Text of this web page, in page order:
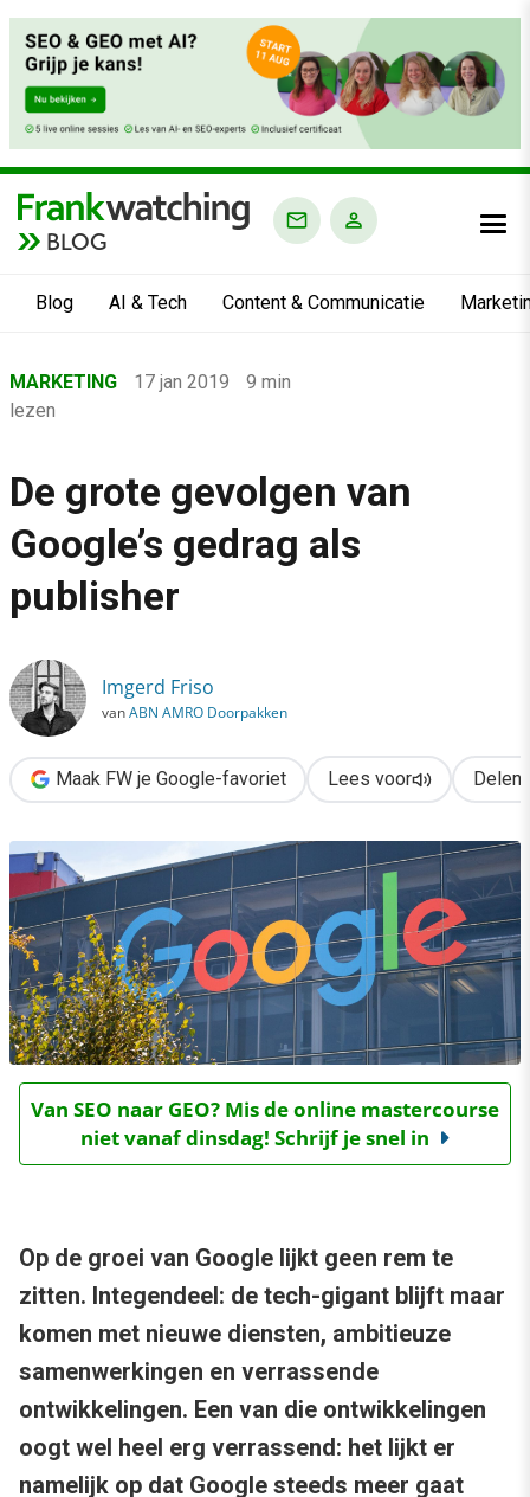
BLOG
Blog AI & Tech Content & Communicatie
›
Marketing
›
De grote gevolgen van Google’s gedrag als publisher
MARKETING 17 jan 2019
9 min
lezen
De grote gevolgen van
Google’s gedrag als
publisher
Imgerd Friso
vanABN AMRO Doorpakken
Maak FW je Google-favoriet Lees voor Delen
Van SEO naar GEO? Mis de online mastercourse
niet vanaf dinsdag! Schrijf je snel in
Op de groei van Google lijkt geen rem te
zitten. Integendeel: de tech-gigant blijft maar
komen met nieuwe diensten, ambitieuze
samenwerkingen en verrassende
ontwikkelingen. Een van die ontwikkelingen
oogt wel heel erg verrassend: het lijkt er
namelijk op dat Google steeds meer gaat